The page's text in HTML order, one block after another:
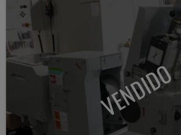
VENDIDO